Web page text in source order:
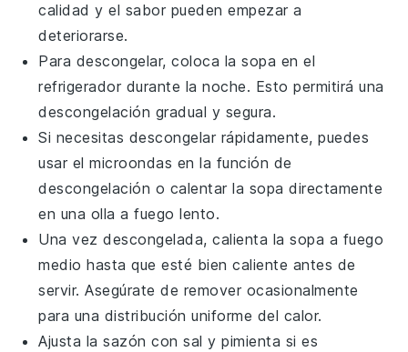
calidad y el sabor pueden empezar a
deteriorarse.
Para descongelar, coloca lasopa en el
refrigerador durante la noche. Esto permitirá una
descongelación gradual y segura.
Si necesitas descongelar rápidamente, puedes
usar el microondas en la función de
descongelación o calentar la sopa directamente
en una olla a fuego lento.
Una vez descongelada, calienta lasopa a fuego
medio hasta que esté bien caliente antes de
servir. Asegúrate de remover ocasionalmente
para una distribución uniforme del calor.
Ajusta la sazón consal ypimienta si es